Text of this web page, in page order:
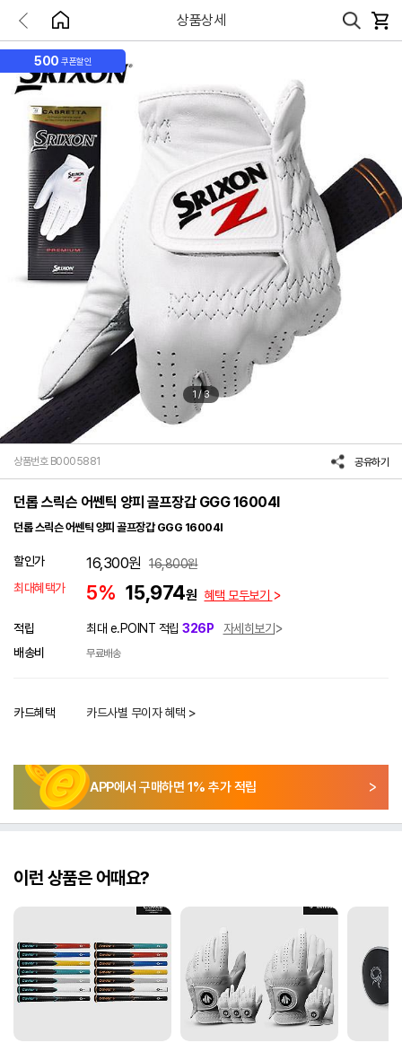
상품상세
500 쿠폰할인
1 /3
상품번호 B0005881 공유하기
던롭 스릭슨 어쎈틱 양피 골프장갑 GGG 16004I
던롭 스릭슨 어쎈틱 양피 골프장갑 GGG 16004I
할인가 16,300원 16,800원
최대혜택가
5% 15,974원 혜택 모두보기
적립 최대 e.POINT 적립 326P
자세히보기
배송비
무료배송
카드혜택 카드사별 무이자 혜택 >
APP에서 구매하면 1% 추가 적립
이런 상품은 어때요?